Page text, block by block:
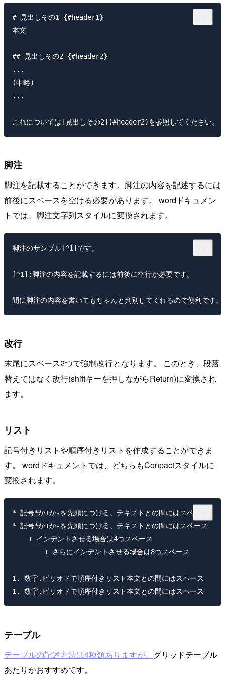
# 見出しその1 {#header1}
本文
## 見出しその2 {#header2}
...
(中略)
...
脚注
脚注を記載することができます。脚注の内容を記述するには
前後にスペースを空ける必要があります。 wordドキュメン
トでは、脚注文字列スタイルに変換されます。
脚注のサンプル[^1]です。
[^1]:脚注の内容を記載するには前後に空行が必要です。
改行
末尾にスペース2つで強制改行となります。 このとき、段落
替えではなく改行(shiftキーを押しながらReturn)に変換され
ます。
リスト
記号付きリストや順序付きリストを作成することができま
す。 wordドキュメントでは、どちらもConpactスタイルに
変換されます。
* 記号*か+か-を先頭につける。テキストとの間にはスペース
* 記号*か+か-を先頭につける。テキストとの間にはスペース
    + インデントさせる場合は4つスペース
        + さらにインデントさせる場合は8つスペース
1. 数字,ピリオドで順序付きリスト本文との間にはスペース
テーブル
テーブルの記述方法は4種類ありますが、 グリッドテーブル
あたりがおすすめです。